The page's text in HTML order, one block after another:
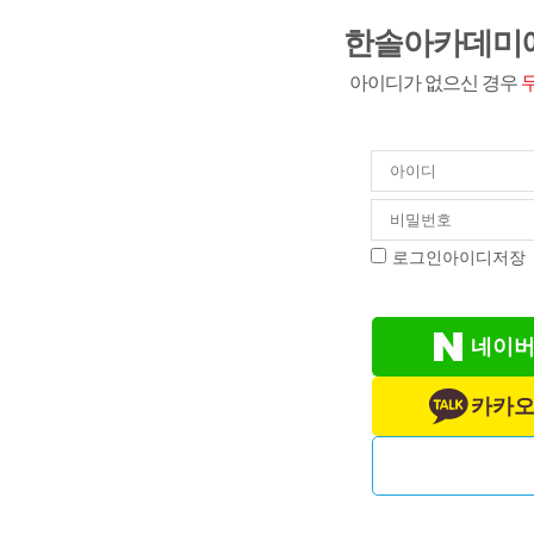
한솔아카데미
아이디가 없으신 경우
로그인아이디저장
네이
카카